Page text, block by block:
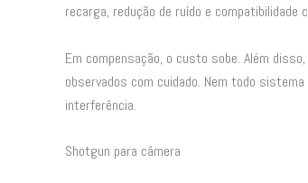
recarga, redução de ruído e compatibilidade
Em compensação, o custo sobe. Além
observados com cuidado. Nem todo
interferência.
Shotgun para câmera